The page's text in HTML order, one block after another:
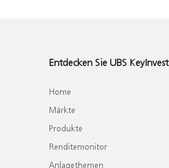
Entdecken Sie UBS KeyInvest
Home
Märkte
Produkte
Renditemonitor
Anlagethemen